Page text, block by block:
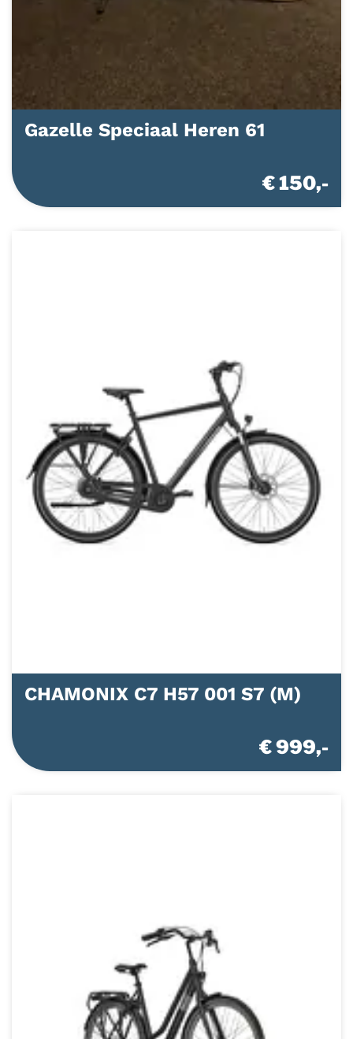
Gazelle Speciaal Heren 61
€ 150,-
CHAMONIX C7 H57 001 S7 (M)
€ 999,-